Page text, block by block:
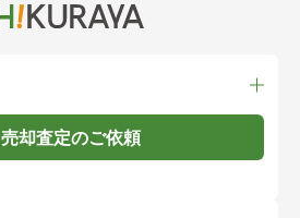
売却査定のご依頼